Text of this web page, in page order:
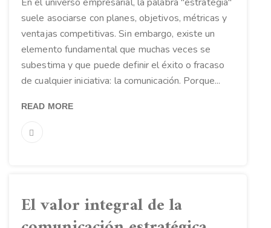
suele asociarse con planes, objetivos, métricas y
ventajas competitivas. Sin embargo, existe un
elemento fundamental que muchas veces se
subestima y que puede definir el éxito o fracaso
de cualquier iniciativa: la comunicación. Porque...
READ MORE
El valor integral de la